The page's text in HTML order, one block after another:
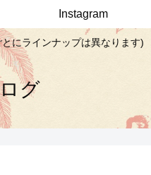
にラインナップは異なります)
グ
Instagram